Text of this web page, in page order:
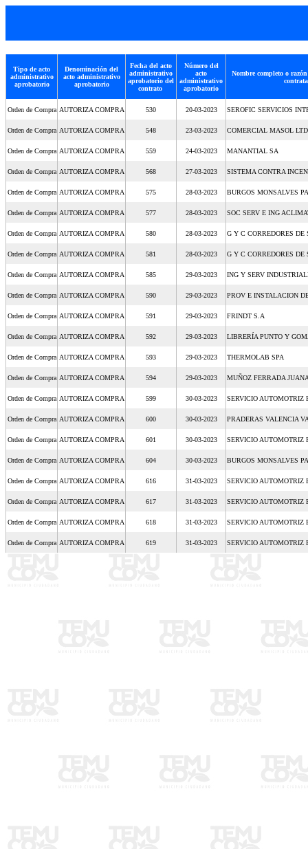
Tipo de acto
administrativo
aprobatorio
Denominación del
acto administrativo
aprobatorio
Fecha del acto
administrativo
aprobatorio del
contrato
Número del
acto
administrativo
aprobatorio
Nombre completo o
Orden de Compra AUTORIZA COMPRA 530 20-03-2023 SEROFIC SERVICIOS
Orden de Compra AUTORIZA COMPRA 548 23-03-2023 COMERCIAL MASOL
Orden de Compra AUTORIZA COMPRA 559 24-03-2023 MANANTIAL SA
Orden de Compra AUTORIZA COMPRA 568 27-03-2023 SISTEMA CONTRA
Orden de Compra AUTORIZA COMPRA 575 28-03-2023 BURGOS MONSALVES
Orden de Compra AUTORIZA COMPRA 577 28-03-2023 SOC SERV E ING
Orden de Compra AUTORIZA COMPRA 580 28-03-2023 G Y C CORREDORES DE
Orden de Compra AUTORIZA COMPRA 581 28-03-2023 G Y C CORREDORES DE
Orden de Compra AUTORIZA COMPRA 585 29-03-2023 ING Y SERV
Orden de Compra AUTORIZA COMPRA 590 29-03-2023 PROV E INSTALACION
Orden de Compra AUTORIZA COMPRA 591 29-03-2023 FRINDT S.A
Orden de Compra AUTORIZA COMPRA 592 29-03-2023 LIBRERÍA PUNTO Y
Orden de Compra AUTORIZA COMPRA 593 29-03-2023 THERMOLAB SPA
Orden de Compra AUTORIZA COMPRA 594 29-03-2023 MUÑOZ FERRADA
Orden de Compra AUTORIZA COMPRA 599 30-03-2023 SERVICIO AUTOMOTRIZ
Orden de Compra AUTORIZA COMPRA 600 30-03-2023 PRADERAS VALENCIA
Orden de Compra AUTORIZA COMPRA 601 30-03-2023 SERVICIO AUTOMOTRIZ
Orden de Compra AUTORIZA COMPRA 604 30-03-2023 BURGOS MONSALVES
Orden de Compra AUTORIZA COMPRA 616 31-03-2023 SERVICIO AUTOMOTRIZ
Orden de Compra AUTORIZA COMPRA 617 31-03-2023 SERVICIO AUTOMOTRIZ
Orden de Compra AUTORIZA COMPRA 618 31-03-2023 SERVICIO AUTOMOTRIZ
Orden de Compra AUTORIZA COMPRA 619 31-03-2023 SERVICIO AUTOMOTRIZ